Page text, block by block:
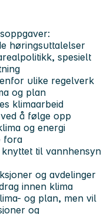
høringsuttalelser
spesielt
ulike regelverk
og plan
klimaarbeid
å følge opp
og energi
fora
til vannhensyn
og avdelinger
innen klima
og plan, men vil
og